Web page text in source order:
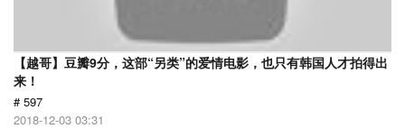
【越哥】豆瓣9分，这部“另类”的爱情电影，也只有韩国人才拍得出
来！
# 597
2018-12-03 03:31